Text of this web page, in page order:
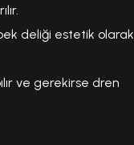
deliği estetik olarak
ve gerekirse dren